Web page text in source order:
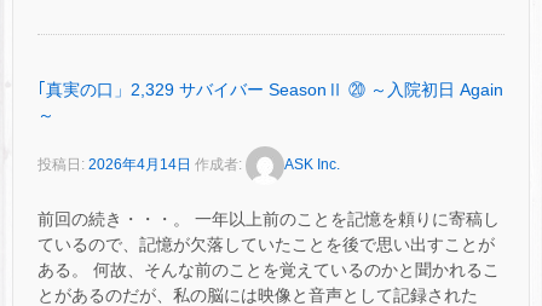
｢真実の口」2,329 サバイバー SeasonⅡ ⑳ ～入院初日 Again
～
投稿日: 2026年4月14日 作成者: ASK Inc.
前回の続き・・・。 一年以上前のことを記憶を頼りに寄稿し
ているので、記憶が欠落していたことを後で思い出すことが
ある。 何故、そんな前のことを覚えているのかと聞かれるこ
とがあるのだが、私の脳には映像と音声として記録された